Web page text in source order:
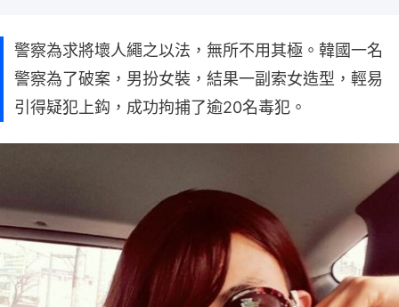
警察為求將壞人繩之以法，無所不用其極。韓國一名
警察為了破案，男扮女裝，結果一副索女造型，輕易
引得疑犯上鈎，成功拘捕了逾20名毒犯。